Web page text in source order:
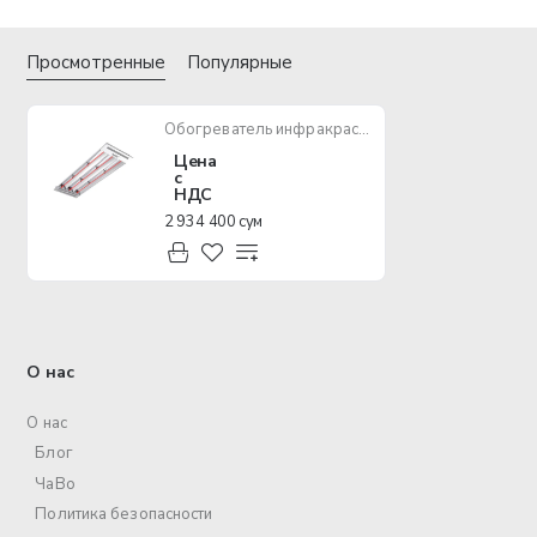
Просмотренные Популярные
Обогреватель инфракрасный Ballu BIH-T-3.0
Цена
с
НДС
2 934 400 сум
О нас
О нас
Блог
ЧаВо
Политика безопасности